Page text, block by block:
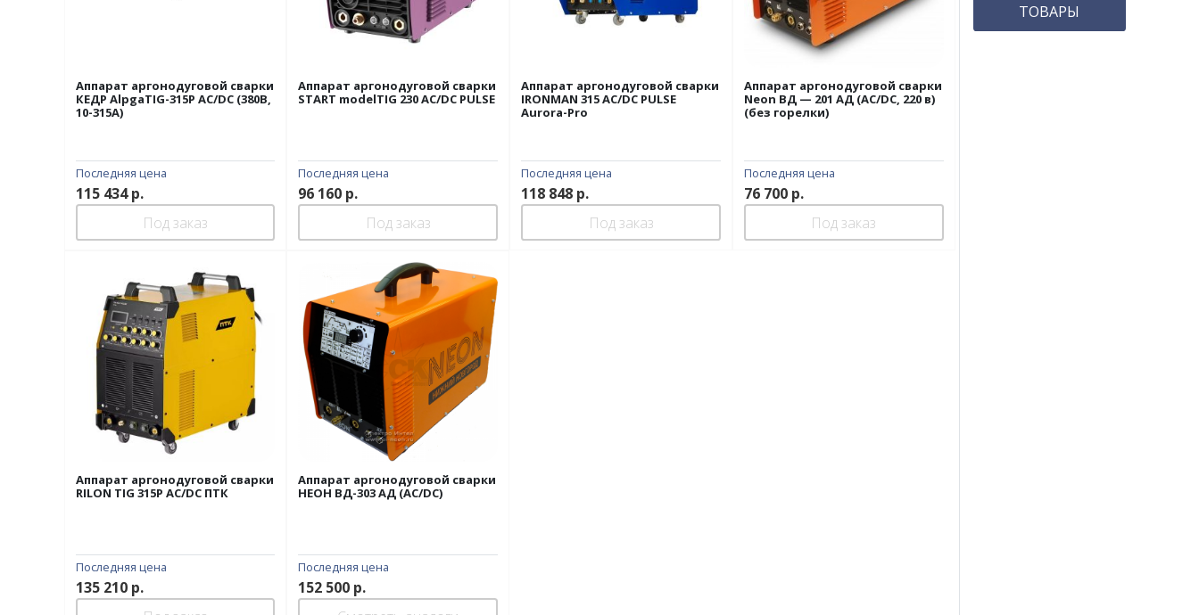
Аппарат аргонодуговой сварки
КЕДР AlpgaTIG-315P AC/DC (380В,
10-315А)
Последняя цена
115 434р.
Под заказ
Аппарат аргонодуговой сварки
START modelTIG 230 AC/DC PULSE
Последняя цена
96 160 р.
Под заказ
Аппарат аргонодуговой сварки
IRONMAN 315 AC/DC PULSE
Aurora-Pro
Последняя цена
118 848 р.
Под заказ
Аппарат аргонодуговой сварки
Neon ВД — 201 АД (АС/DC, 220 в)
(без горелки)
Последняя цена
76 700р.
Под заказ
Аппарат аргонодуговой сварки
RILON TIG 315P AC/DC ПТК
Последняя цена
135 210р.
Аппарат аргонодуговой сварки
НЕОН ВД-303 АД (AC/DC)
Последняя цена
152 500 р.
ТОВАРЫ